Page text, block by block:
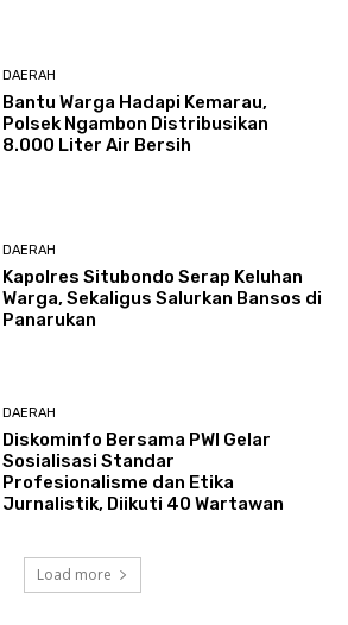
DAERAH
Bantu Warga Hadapi Kemarau,
Polsek Ngambon Distribusikan
8.000 Liter Air Bersih
DAERAH
Kapolres Situbondo Serap Keluhan
Warga, Sekaligus Salurkan Bansos di
Panarukan
DAERAH
Diskominfo Bersama PWI Gelar
Sosialisasi Standar
Profesionalisme dan Etika
Jurnalistik, Diikuti 40 Wartawan
Load more